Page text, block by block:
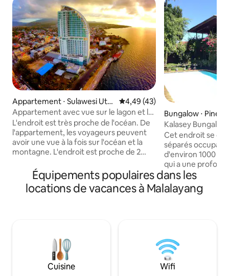
Appartement ⋅ Sulawesi Utar
a
Évaluation moyenne sur la
4,49 (43)
Appartement avec vue sur le lagon et la
plage
L'endroit est très proche de l'océan. De
l'appartement, les voyageurs peuvent
avoir une vue à la fois sur l'océan et la
montagne. L'endroit est proche de 2
Transmart), d'un centre commercial (par
exemple Star Square Mall), d'un cinéma,
de restaurants, d'un spa, de banques, de
D'autres centres commerciaux et
hypermarchés sont à seulement 5
minutes en voiture de l'endroit. Un
concierge est disponible dans le hall.
Bungalow ⋅
Kalasey Bungalow
Cet endroit se
séparés
d'environ 1000 m
qui a une
L'emplacement
restaurants
centre
sera servi tous
thé, ainsi que de
disponibles 24h/
les voyageurs à
Équipements populaires dans les
locations de vacances à Malalayang
Cuisine Wifi